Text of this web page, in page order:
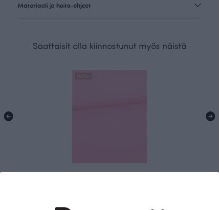
Materiaali ja hoito-ohjeet
Saattaisit olla kiinnostunut myös näistä
OUTLET